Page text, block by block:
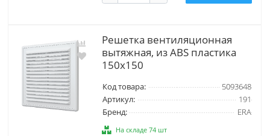
Решетка вентиляционная
вытяжная, из ABS пластика
150х150
Код товара:
5093648
Артикул:
191
Бренд:
ERA
На складе 74 шт